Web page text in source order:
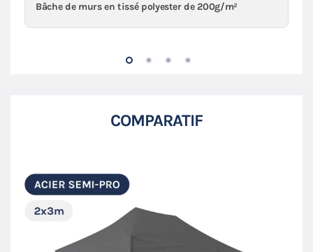
Bâche de murs en tissé polyester de 200g/m²
COMPARATIF